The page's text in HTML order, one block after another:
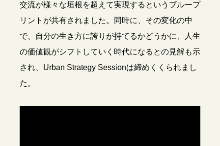
交流が様々な垣根を超えて実現するというブループ
リントが共有されました。同時に、その変化の中
で、自分の生き方に誇りが持てるかどうかに、人生
の価値観がシフトしていく時代になるとの見解も示
され、Urban Strategy Sessionは締めくくられまし
た。